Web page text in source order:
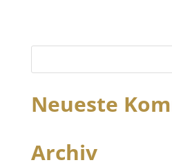
Neueste
Archiv